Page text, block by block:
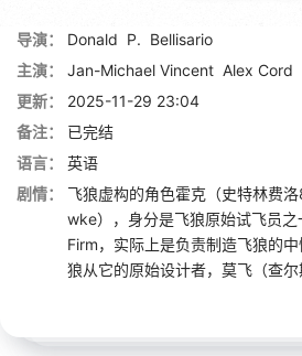
导演： Donald P. Bellisario
主演：
Jan-Michael Vincent Alex Cord
更新：
2025-11-29 23:04
备注：
已完结
语言：
英语
剧情：
飞狼虚构的角色霍克（史特林费
wke），身分是飞狼原始试飞员之
Firm，实际上是负责制造飞狼的
狼从它的原始设计者，莫飞（查